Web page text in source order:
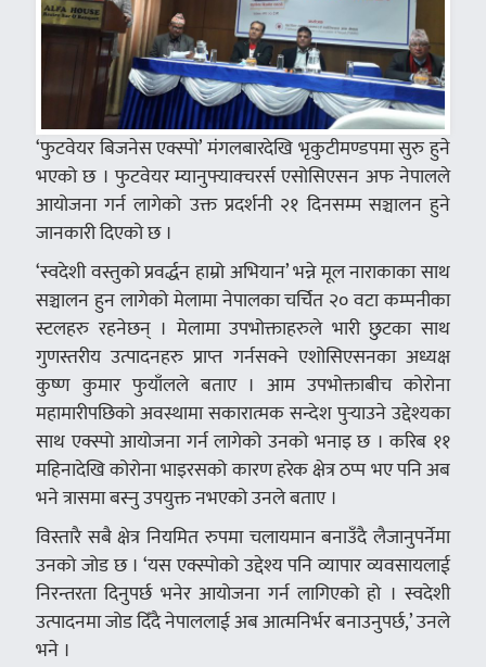
‘फुटवेयर बिजनेस एक्स्पो’ मंगलबारदेखि भृकुटीमण्डपमा सुरु हुने
भएको छ । फुटवेयर म्यानुफ्याक्चरर्स एसोसिएसन अफ नेपालले
आयोजना गर्न लागेको उक्त प्रदर्शनी २१ दिनसम्म सञ्चालन हुने
जानकारी दिएको छ ।
‘स्वदेशी वस्तुको प्रवर्द्धन हाम्रो अभियान’ भन्ने मूल नाराकाका साथ
सञ्चालन हुन लागेको मेलामा नेपालका चर्चित २० वटा कम्पनीका
स्टलहरु रहनेछन् । मेलामा उपभोक्ताहरुले भारी छुटका साथ
गुणस्तरीय उत्पादनहरु प्राप्त गर्नसक्ने एशोसिएसनका अध्यक्ष
कुष्ण कुमार फुयाँलले बताए । आम उपभोक्ताबीच कोरोना
महामारीपछिको अवस्थामा सकारात्मक सन्देश पुर्‍याउने उद्देश्यका
साथ एक्स्पो आयोजना गर्न लागेको उनको भनाइ छ । करिब ११
महिनादेखि कोरोना भाइरसको कारण हरेक क्षेत्र ठप्प भए पनि अब
भने त्रासमा बस्नु उपयुक्त नभएको उनले बताए ।
विस्तारै सबै क्षेत्र नियमित रुपमा चलायमान बनाउँदै लैजानुपर्नेमा
उनको जोड छ । ‘यस एक्स्पोको उद्देश्य पनि व्यापार व्यवसायलाई
निरन्तरता दिनुपर्छ भनेर आयोजना गर्न लागिएको हो । स्वदेशी
उत्पादनमा जोड दिँदै नेपाललाई अब आत्मनिर्भर बनाउनुपर्छ,’ उनले
भने ।